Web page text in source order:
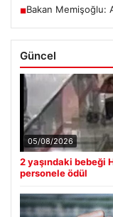
■Bakan Memişoğlu:
Güncel
05/08/2026
2 yaşındaki bebeği
personele ödül